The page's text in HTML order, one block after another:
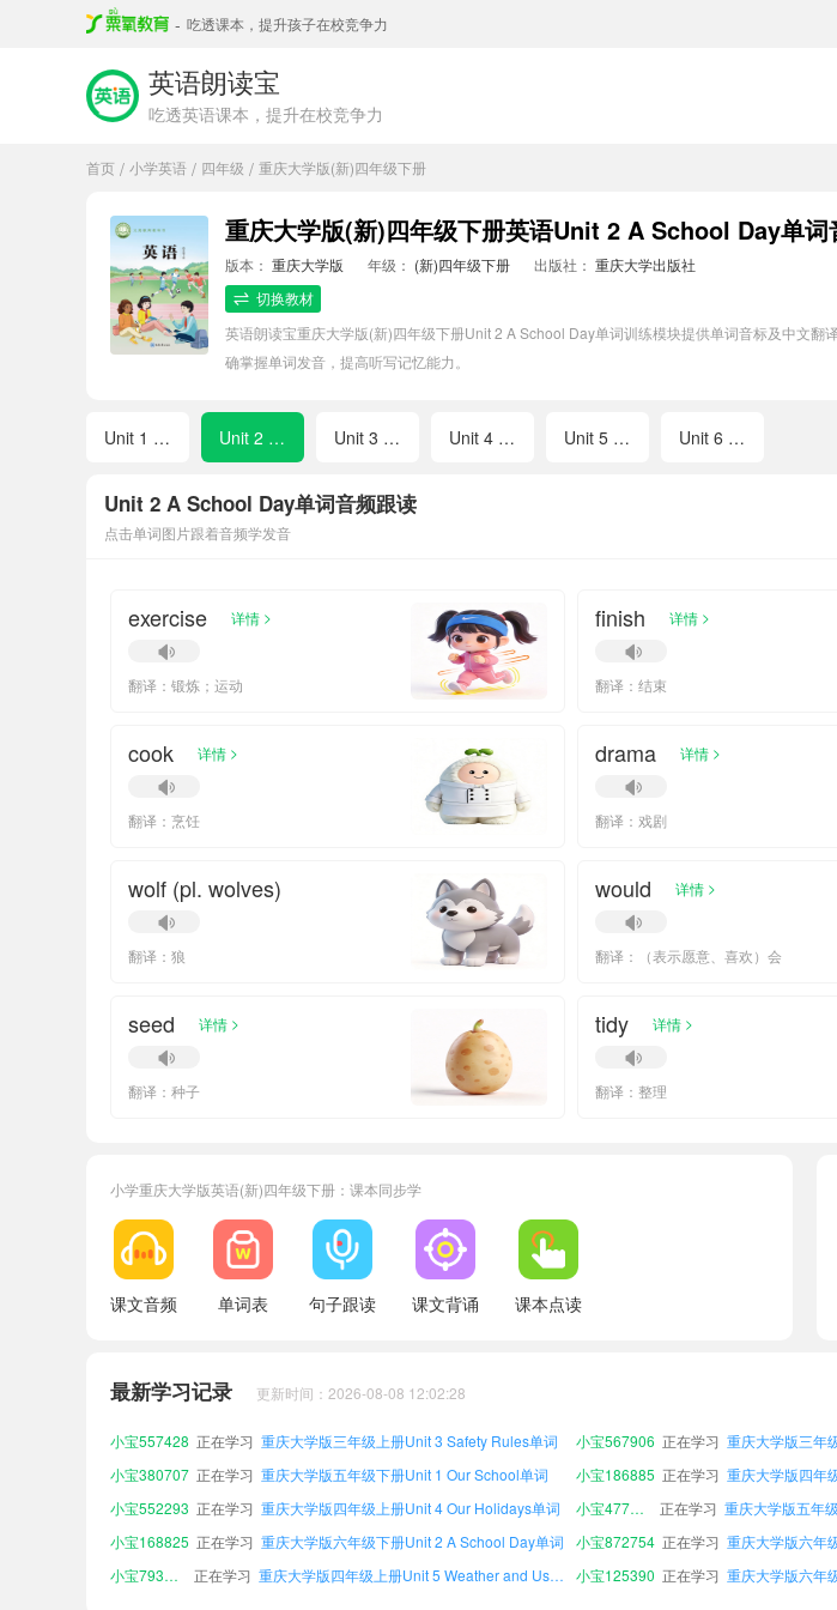
- 吃透课本，提升孩子在校竞争力
英语朗读宝
吃透英语课本，提升在校竞争力
首页 / 小学英语 / 四年级 / 重庆大学版(新)四年级下册
重庆大学版(新)四年级下册英语Unit 2 A School Day单词
版本： 重庆大学版 年级： (新)四年级下册 出版社： 重庆大学出版社
切换教材
英语朗读宝重庆大学版(新)四年级下册Unit 2 A School Day单词训练模块提供单词音标及中文
确掌握单词发音，提高听写记忆能力。
Unit 1 Our School Unit 2 A School Day Unit 3 Safety Rules Unit 4 Our Holidays Unit 5 Weather and Us Unit 6 On the Farm
Unit 2 A School Day单词音频跟读
点击单词图片跟着音频学发音
exercise 详情 >
翻译：锻炼；运动
finish 详情 >
翻译：结束
cook 详情 >
翻译：烹饪
drama 详情 >
翻译：戏剧
wolf (pl. wolves)
翻译：狼
would 详情 >
翻译：（表示愿意、喜欢）会
seed 详情 >
翻译：种子
tidy 详情 >
翻译：整理
小学重庆大学版英语(新)四年级下册：课本同步学
课文音频 单词表 句子跟读 课文背诵 课本点读
最新学习记录 更新时间：2026-08-08 12:02:28
小宝792901 正在学习 重庆大学版六年级下册Unit 6 On the Farm单词 小宝602030 重庆大学版三年
小宝547533
正在学习 重庆大学版五年级上册Unit 1 Our School单词 小宝280557 重庆大学版五年
小宝265502 正在学习 重庆大学版六年级上册Unit 2 A School Day单词
小宝557428 正在学习 重庆大学版三年级上册Unit 3 Safety Rules单词 小宝567906 正在学习 重庆大学版三年
小宝380707 正在学习 重庆大学版五年级下册Unit 1 Our School单词 小宝186885 正在学习 重庆大学版四年
小宝552293 正在学习 重庆大学版四年级上册Unit 4 Our Holidays单词 小宝477969 正在学习
小宝168825 正在学习 重庆大学版六年级下册Unit 2 A School Day单词 小宝872754 正在学习 重庆大学版六年
小宝793091
正在学习 重庆大学版四年级上册Unit 5 Weather and Us单词 小宝125390 正在学习 重庆大学版六年